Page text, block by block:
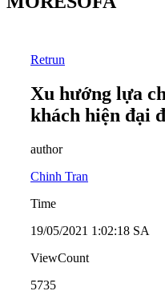
Retrun
Xu hướng lựa
khách hiện đại
author
Chinh Tran
Time
19/05/2021 1:02:18 SA
ViewCount
5735